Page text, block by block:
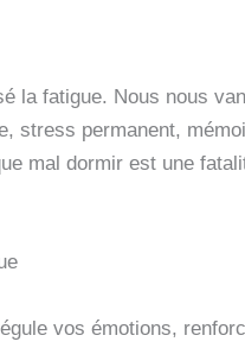
la fatigue. Nous nous
stress permanent,
mal dormir est une
vos émotions,